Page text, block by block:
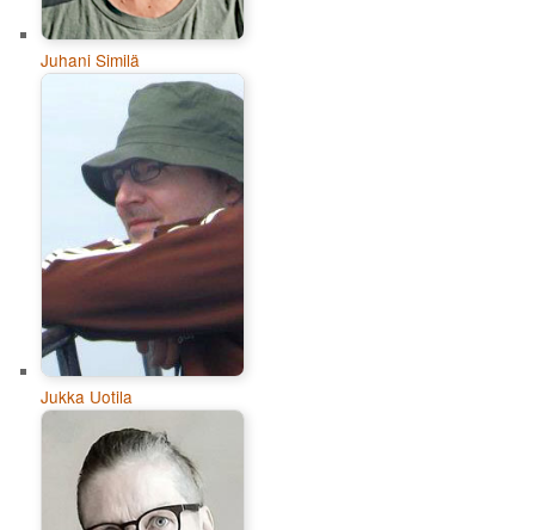
Juhani Similä
Jukka Uotila